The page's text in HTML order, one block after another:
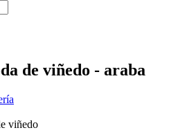
de viñedo - araba
viñedo